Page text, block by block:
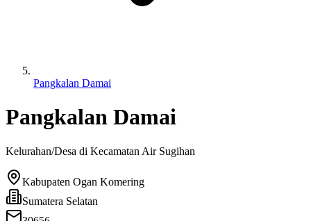
Pangkalan Damai
Pangkalan Damai
Kelurahan/Desa di Kecamatan Air Sugihan
Kabupaten Ogan Komering
Sumatera Selatan